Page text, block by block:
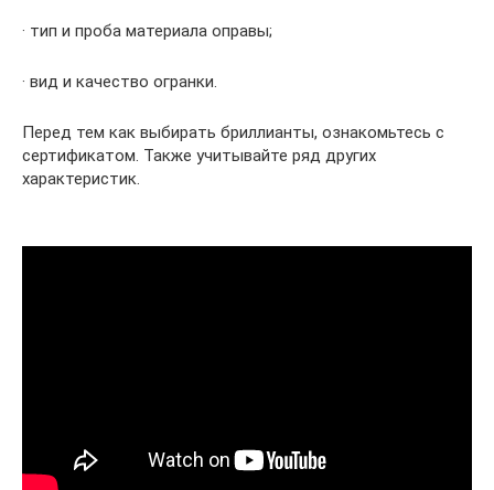
· тип и проба материала оправы;
· вид и качество огранки.
Перед тем как выбирать бриллианты, ознакомьтесь с
сертификатом. Также учитывайте ряд других
характеристик.